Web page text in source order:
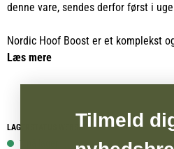
denne vare, sendes derfor først i
Nordic Hoof Boost er et komplekst
er udviklet til at forbedre hestens
nedsat hovvækst, dårlig hovkvalitet,
Den unikke sammensætning i Nordic
Læs mere
LAGERSTATUS WEBSHOP
7 på lager
Tilmeld